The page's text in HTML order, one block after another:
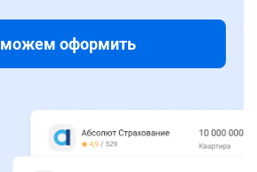
оформить